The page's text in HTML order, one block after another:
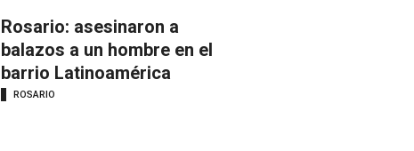
Rosario: asesinaron a
balazos a un hombre en el
barrio Latinoamérica
ROSARIO